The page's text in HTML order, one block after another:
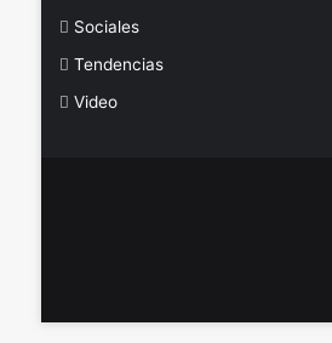
Sociales
Tendencias
Video